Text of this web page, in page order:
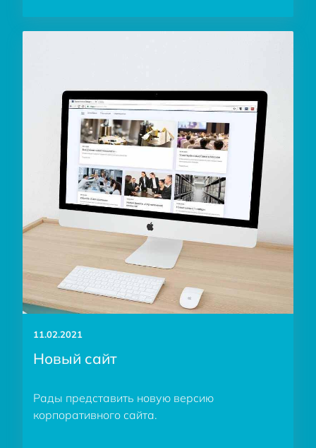
11.02.2021
Новый сайт
Рады представить новую версию
корпоративного сайта.